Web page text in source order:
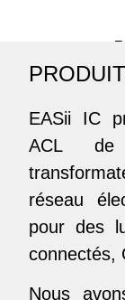
EASii IC
ACL de
réseau
pour des
connectés,
Nous